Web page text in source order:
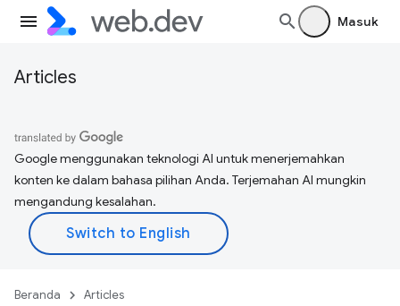
Masuk
Articles
Google menggunakan teknologi AI untuk menerjemahkan
konten ke dalam bahasa pilihan Anda. Terjemahan AI mungkin
mengandung kesalahan.
Beranda Articles